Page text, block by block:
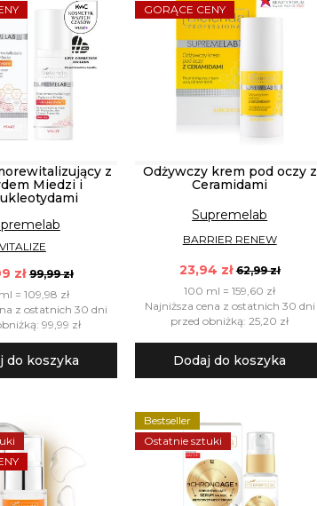
z
Miedzi i
VITALIZE
zł 99,99 zł
= 109,98 zł
z ostatnich 30 dni
99,99 zł
do koszyka
GORĄCE CENY
Odżywczy krem pod oczy z
Ceramidami
Supremelab
BARRIER RENEW
23,94 zł 62,99 zł
100 ml = 159,60 zł
Najniższa cena z ostatnich 30 dni
przed obniżką: 25,20 zł
Dodaj do koszyka
Bestseller
Ostatnie sztuki